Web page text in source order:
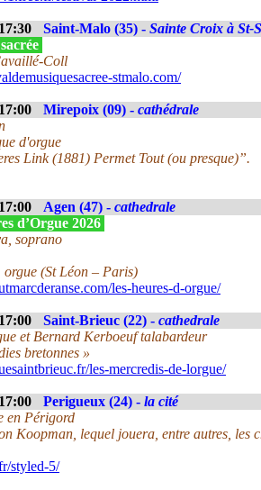
17:30 Saint-Malo (35) - Sainte Croix à St-
Coll
stmalo.com/
17:00 Mirepoix (09) - cathédrale
d'orgue
Link (1881) Permet Tout (ou presque)”.
17:00 Agen (47) - cathedrale
d’Orgue 2026
soprano
orgue (St Léon – Paris)
les-heures-d-orgue/
17:00 Saint-Brieuc (22) - cathedrale
et Bernard Kerboeuf talabardeur
bretonnes »
les-mercredis-de-lorgue/
17:00 Perigueux (24) - la cité
en Périgord
Koopman, lequel jouera, entre autres, les
styled-5/